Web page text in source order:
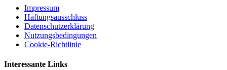
Impressum
Haftungsausschluss
Datenschutzerklärung
Nutzungsbedingungen
Cookie-Richtlinie
Interessante Links